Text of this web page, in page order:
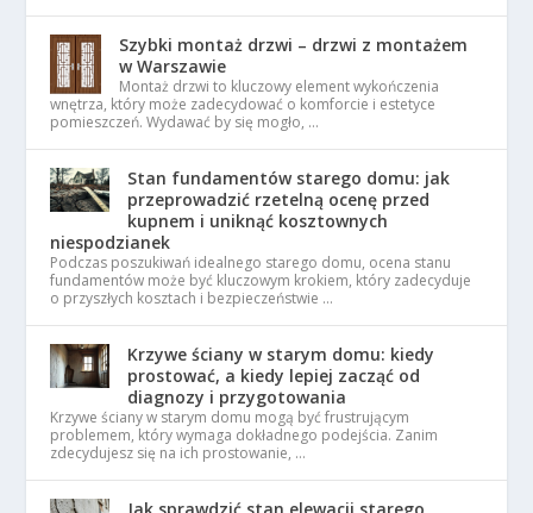
Szybki montaż drzwi – drzwi z montażem
w Warszawie
Montaż drzwi to kluczowy element wykończenia
wnętrza, który może zadecydować o komforcie i estetyce
pomieszczeń. Wydawać by się mogło, …
Stan fundamentów starego domu: jak
przeprowadzić rzetelną ocenę przed
kupnem i uniknąć kosztownych
niespodzianek
Podczas poszukiwań idealnego starego domu, ocena stanu
fundamentów może być kluczowym krokiem, który zadecyduje
o przyszłych kosztach i bezpieczeństwie …
Krzywe ściany w starym domu: kiedy
prostować, a kiedy lepiej zacząć od
diagnozy i przygotowania
Krzywe ściany w starym domu mogą być frustrującym
problemem, który wymaga dokładnego podejścia. Zanim
zdecydujesz się na ich prostowanie, …